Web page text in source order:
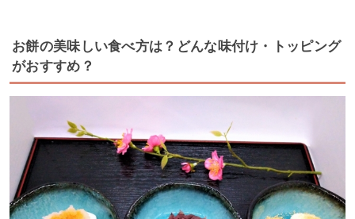
お餅の美味しい食べ方は？どんな味付け・トッピング
がおすすめ？